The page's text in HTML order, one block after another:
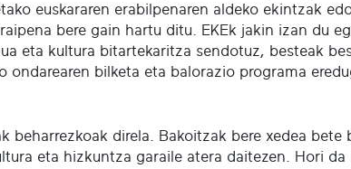
euskararen erabilpenaren aldeko ekintzak
bere gain hartu ditu. EKEk jakin izan du
eta kultura bitartekaritza sendotuz, besteak
ondarearen bilketa eta balorazio programa
beharrezkoak direla. Bakoitzak bere xedea bete
eta hizkuntza garaile atera daitezen. Hori da